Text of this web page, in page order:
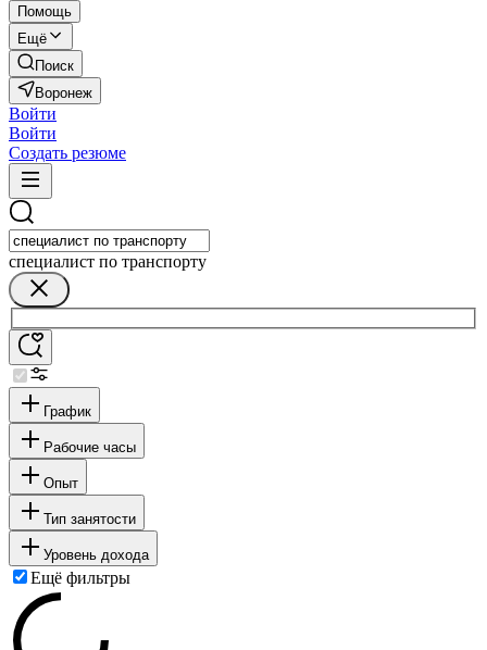
Помощь
Ещё
Поиск
Воронеж
Войти
Войти
Создать резюме
специалист по транспорту
График
Рабочие часы
Опыт
Тип занятости
Уровень дохода
Ещё фильтры